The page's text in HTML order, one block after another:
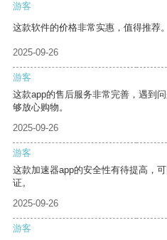
游客
这款软件的价格非常实惠，值得推荐。
2025-09-26
游客
这款app的售后服务非常完善，遇到
够放心购物。
2025-09-26
游客
这款加速器app的安全性有待提高，
证。
2025-09-26
游客